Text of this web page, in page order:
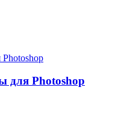
для Photoshop